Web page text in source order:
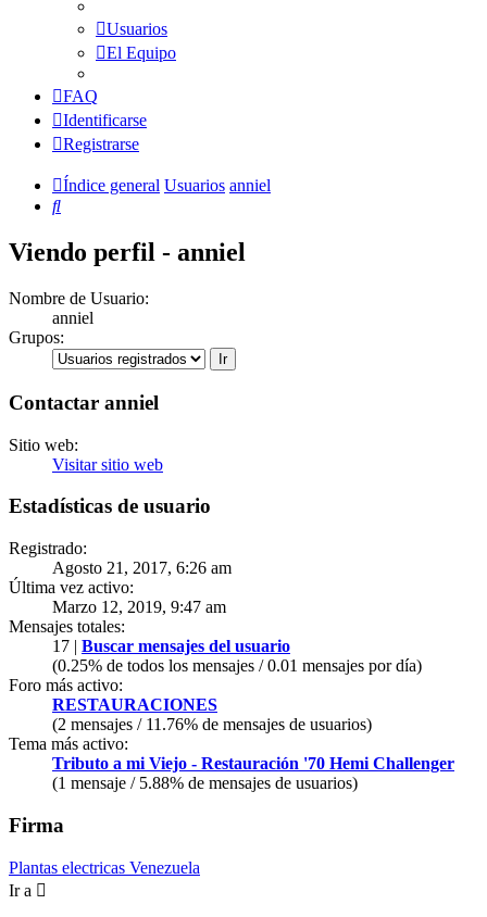
Usuarios
El Equipo
FAQ
Identificarse
Registrarse
Índice general Usuarios anniel
Buscar
Viendo perfil - anniel
Nombre de Usuario:
anniel
Grupos:
Contactar anniel
Sitio web:
Visitar sitio web
Estadísticas de usuario
Registrado:
Agosto 21, 2017, 6:26 am
Última vez activo:
Marzo 12, 2019, 9:47 am
Mensajes totales:
17 | Buscar mensajes del usuario
(0.25% de todos los mensajes / 0.01 mensajes por día)
Foro más activo:
RESTAURACIONES
(2 mensajes / 11.76% de mensajes de usuarios)
Tema más activo:
Tributo a mi Viejo - Restauración '70 Hemi Challenger
(1 mensaje / 5.88% de mensajes de usuarios)
Firma
Plantas electricas Venezuela
Ir a